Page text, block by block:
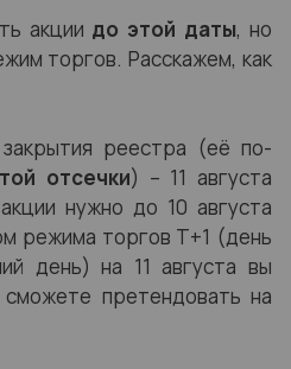
акции до этой даты, но
торгов. Расскажем, как
реестра (её по-
отсечки) – 11 августа
нужно до 10 августа
режима торгов Т+1 (день
день) на 11 августа вы
претендовать на